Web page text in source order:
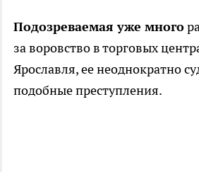
Подозреваемая уже много
за воровство в торговых
Ярославля, ее неоднократно
подобные преступления.